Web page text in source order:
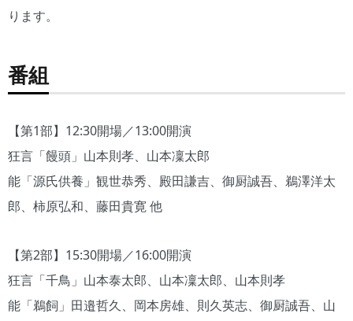
ります。
番組
【第1部】12:30開場／13:00開演
狂言「饅頭」山本則孝、山本凜太郎
能「源氏供養」観世恭秀、殿田謙吉、御厨誠吾、鵜澤洋太
郎、柿原弘和、藤田貴寛 他
【第2部】15:30開場／16:00開演
狂言「千鳥」山本泰太郎、山本凜太郎、山本則孝
能「鵜飼」田邉哲久、岡本房雄、則久英志、御厨誠吾、山